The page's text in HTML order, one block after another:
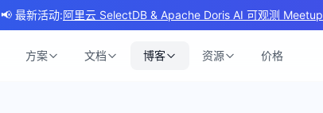
📢 最新活动:阿里云 SelectDB & Apache Doris AI 可观测 Meetup
方案 文档 博客 资源 价格